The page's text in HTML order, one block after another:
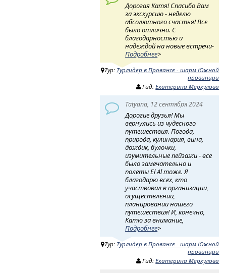
Дорогая Катя! Спасибо Вам
за экскурсию - неделю
абсолютного счастья! Все
было отлично. С
благодарностью и
надеждой на новые встречи-
Подробнее>
Тур: Турлидер в Провансе - шарм Южной
провинции
Гид:Екатерина Меркулова
Tatyana, 12 сентября 2024
Дорогие друзья! Мы
вернулись из чудесного
путешествия. Погода,
природа, кулинария, вина,
дождик, булочки,
изумительные пейзажи - все
было замечательно и
полеты El Al тоже. Я
благодарю всех, кто
участвовал в организации,
осуществлении,
планировании нашего
путешествия! И, конечно,
Катю за внимание,
Подробнее>
Тур: Турлидер в Провансе - шарм Южной
провинции
Гид:Екатерина Меркулова